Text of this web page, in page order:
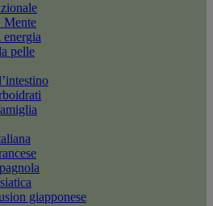
Mente
pelle
giapponese